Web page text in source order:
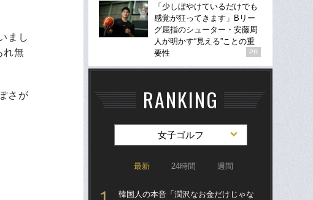
まし
れ無
さが
「少しぼやけているだけでも
感覚が狂ってきます」Bリー
グ屈指のシューター・安藤周
人が明かす“見える”ことの重
要性
PR
RANKING
女子ゴルフ
最新 24時間 週間
韓国人の本音「潤沢なお金だけじゃな